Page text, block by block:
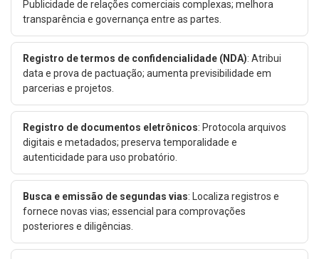
Publicidade de relações comerciais complexas; melhora
transparência e governança entre as partes.
Registro de termos de confidencialidade (NDA): Atribui
data e prova de pactuação; aumenta previsibilidade em
parcerias e projetos.
Registro de documentos eletrônicos: Protocola arquivos
digitais e metadados; preserva temporalidade e
autenticidade para uso probatório.
Busca e emissão de segundas vias: Localiza registros e
fornece novas vias; essencial para comprovações
posteriores e diligências.